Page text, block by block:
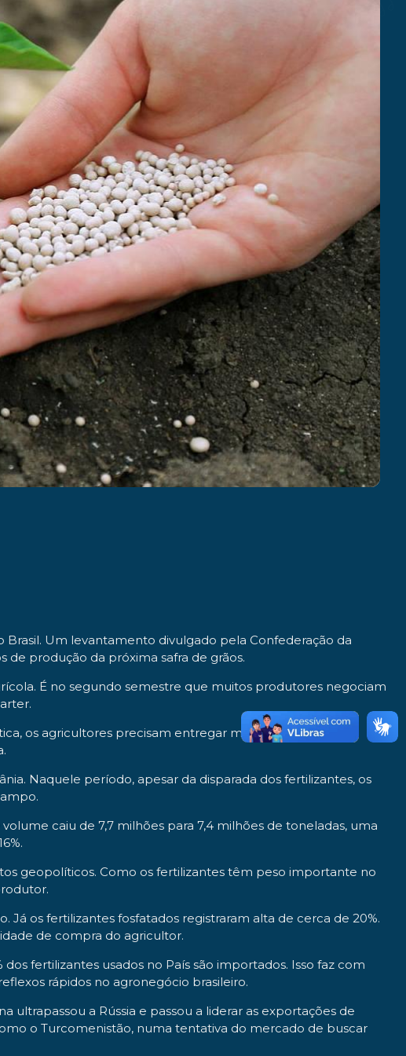
Um levantamento divulgado pela Confederação da
produção da próxima safra de grãos.
É no segundo semestre que muitos produtores negociam
os agricultores precisam entregar mais sacas de soja ou
Naquele período, apesar da disparada dos fertilizantes, os
caiu de 7,7 milhões para 7,4 milhões de toneladas, uma
geopolíticos. Como os fertilizantes têm peso importante no
os fertilizantes fosfatados registraram alta de cerca de 20%.
de compra do agricultor.
fertilizantes usados no País são importados. Isso faz com
rápidos no agronegócio brasileiro.
a Rússia e passou a liderar as exportações de
o Turcomenistão, numa tentativa do mercado de buscar